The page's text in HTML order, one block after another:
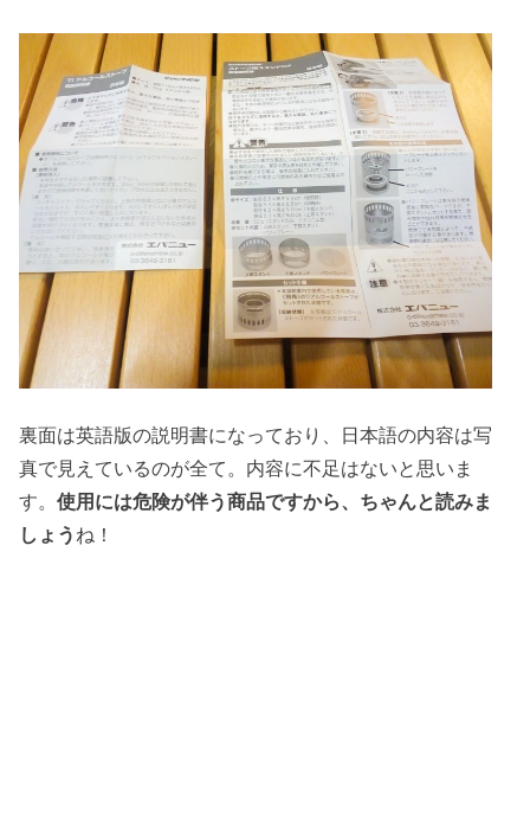
裏面は英語版の説明書になっており、日本語の内容は写
真で見えているのが全て。内容に不足はないと思いま
す。使用には危険が伴う商品ですから、ちゃんと読みま
しょう ね！